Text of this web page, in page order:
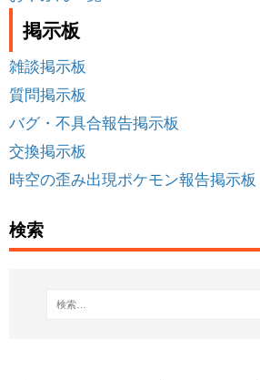
掲示板
雑談掲示板
質問掲示板
バグ・不具合報告掲示板
交換掲示板
時空の歪み出現ポケモン報告掲示板
検索